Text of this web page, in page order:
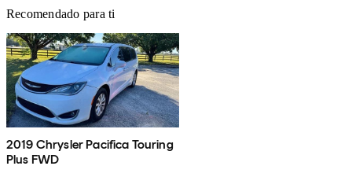
Recomendado para ti
2019 Chrysler Pacifica Touring
Plus FWD